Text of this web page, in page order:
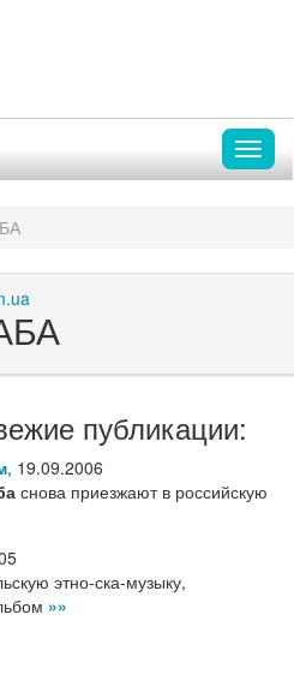
публикации:
, 19.09.2006
снова приезжают в российскую
этно-ска-музыку,
»»